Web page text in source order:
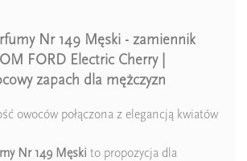
Nr 149 Męski - zamiennik
FORD Electric Cherry |
zapach dla mężczyzn
owoców połączona z elegancją kwiatów
Nr 149 Męski to propozycja dla
22%